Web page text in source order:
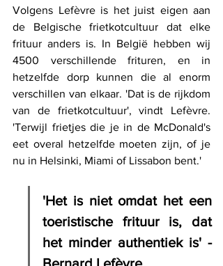
Volgens Lefèvre is het juist eigen aan
de Belgische frietkotcultuur dat elke
frituur anders is. In België hebben wij
4500 verschillende frituren, en in
hetzelfde dorp kunnen die al enorm
verschillen van elkaar. 'Dat is de rijkdom
van de frietkotcultuur', vindt Lefèvre.
'Terwijl frietjes die je in de McDonald's
eet overal hetzelfde moeten zijn, of je
nu in Helsinki, Miami of Lissabon bent.'
'Het is niet omdat het een
toeristische frituur is, dat
het minder authentiek is' -